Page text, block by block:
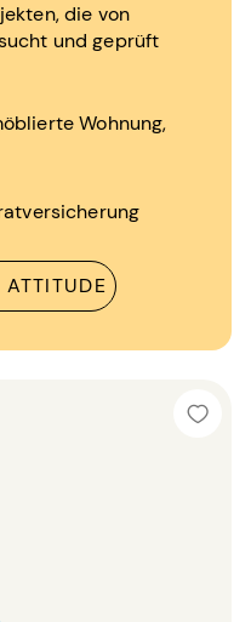
die von
und geprüft
Wohnung,
ATTITUDE